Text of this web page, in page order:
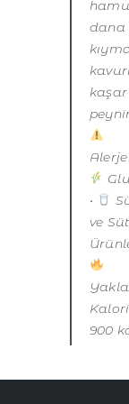
dana
kaşar
•
ve Süt
900